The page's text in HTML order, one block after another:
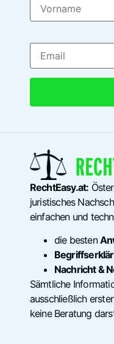
RechtEasy.at:
juristisches
einfachen und
die besten
Nachricht &
Sämtliche
ausschließlich
keine Beratung